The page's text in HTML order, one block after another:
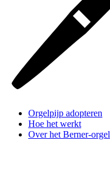
Orgelpijp adopteren
Hoe het werkt
Over het Berner-orgel